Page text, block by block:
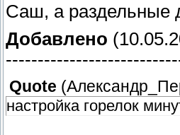
Саш, а раздельные
Добавлено
Quote (
настройка горелок